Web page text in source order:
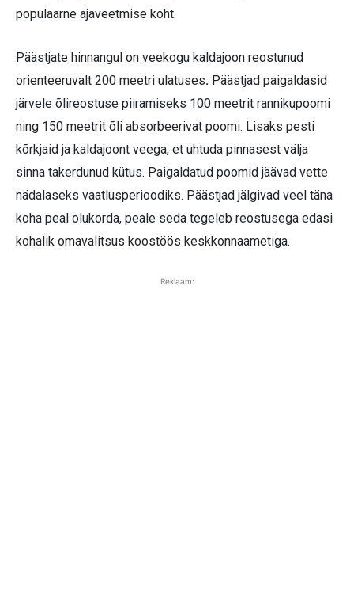
populaarne ajaveetmise koht.
Päästjate hinnangul on veekogu kaldajoon reostunud
orienteeruvalt 200 meetri ulatuses. Päästjad paigaldasid
järvele õlireostuse piiramiseks 100 meetrit rannikupoomi
ning 150 meetrit õli absorbeerivat poomi. Lisaks pesti
kõrkjaid ja kaldajoont veega, et uhtuda pinnasest välja
sinna takerdunud kütus. Paigaldatud poomid jäävad vette
nädalaseks vaatlusperioodiks. Päästjad jälgivad veel täna
koha peal olukorda, peale seda tegeleb reostusega edasi
kohalik omavalitsus koostöös keskkonnaametiga.
Reklaam: